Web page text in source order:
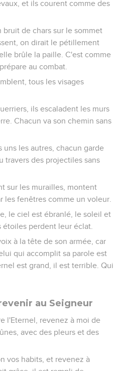
et ils courent comme des
de chars sur le sommet
on dirait le pétillement
brûle la paille. C'est comme
au combat.
tous les visages
ils escaladent les murs
Chacun va son chemin sans
uns les autres, chacun garde
travers des projectiles sans
sur les murailles, montent
les fenêtres comme un voleur.
le ciel est ébranlé, le soleil et
étoiles perdent leur éclat.
à la tête de son armée, car
qui accomplit sa parole est
est grand, il est terrible. Qui
au Seigneur
l'Eternel, revenez à moi de
avec des pleurs et des
vos habits, et revenez à